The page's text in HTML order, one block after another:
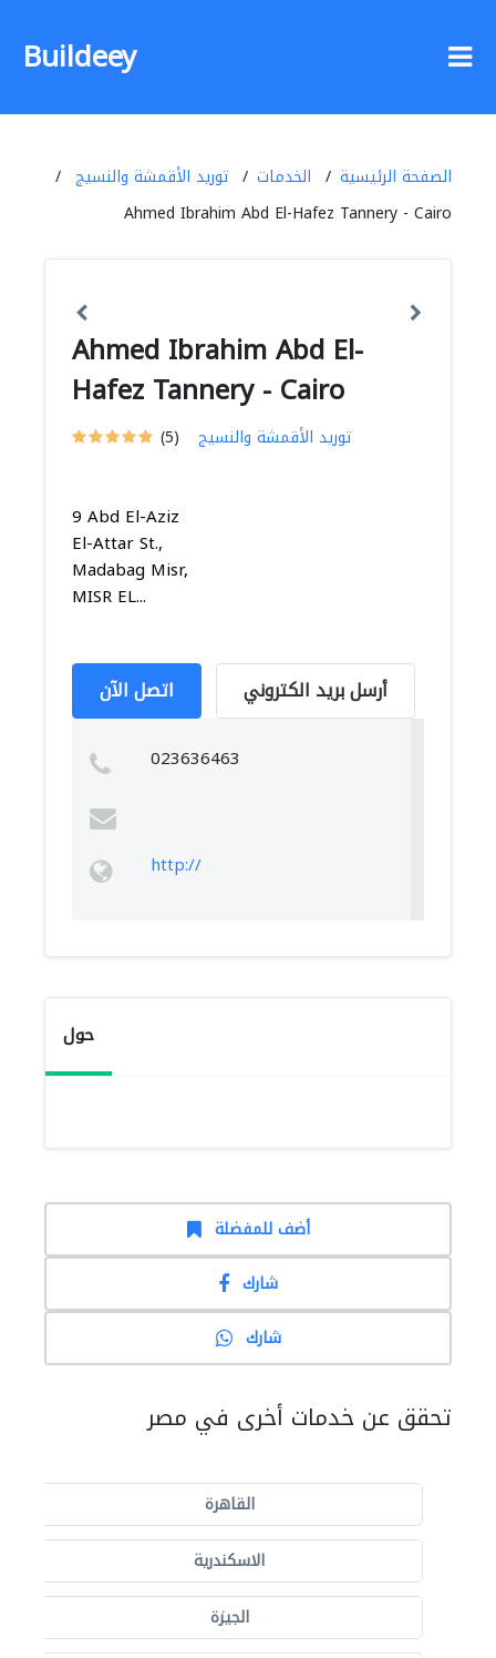
Buildeey
الصفحة الرئيسية الخدمات
توريد الأقمشة والنسيج
Ahmed Ibrahim Abd El-Hafez Tannery - Cairo
Ahmed Ibrahim Abd El-
Hafez Tannery - Cairo
(5) توريد الأقمشة والنسيج
9 Abd El-Aziz
El-Attar St.,
Madabag Misr,
MISR EL...
اتصل الآن أرسل بريد الكتروني
023636463
http://
حول
أضف للمفضلة
شارك
شارك
تحقق عن خدمات أخرى في مصر
القاهرة
الاسكندرية
الجيزة